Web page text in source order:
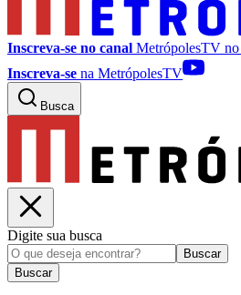
Inscreva-se no canal MetrópolesTV no
Inscreva-se na MetrópolesTV
Busca
Digite sua busca
Buscar
Buscar